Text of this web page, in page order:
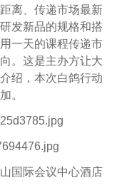
离、传递市场最新
发新品的规格和搭
一天的课程传递市
。这是主办方让大
绍，本次白鸽行动
。
国际会议中心酒店